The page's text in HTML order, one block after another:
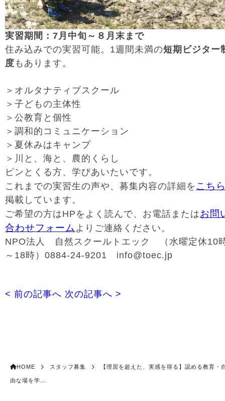
実習期間：7月中旬～８月末まで
住み込みでの実習可能。1週間未満の短期ビジター
度 もあります。
＞オルタナティブスクール
＞子どもの主体性
＞公教育と個性
＞調和的コミュニケーション
＞夏休みはキャンプ
＞川と、海と、農的くらし
ピンとくる方、学びあいたいです。
これまでの実習生の声や、募集内容の詳細を こち
掲載しています。
ご希望の方はHPをよく読んで、お電話またはお問
合わせフォーム よりご連絡ください。
NPO法人 自然スクールトエック （水曜定休10
～18時）0884-24-9201 info@toec.jp
< 前の記事へ 次の記事へ >
HOME スタッフ募集 【理屈を超えた、実感を得る】認める教育・
由な場を学...